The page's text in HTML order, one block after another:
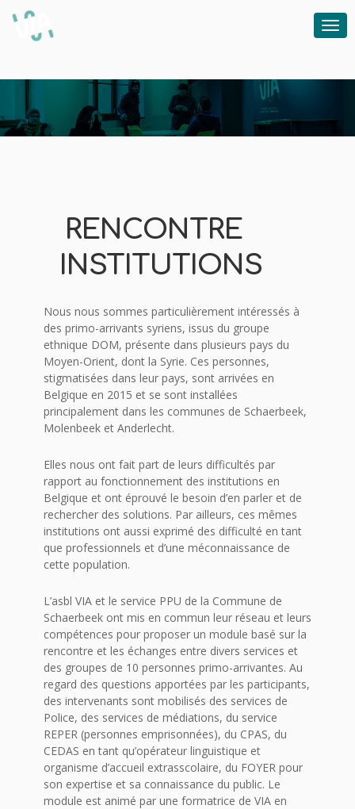
Un accompagnement individuel, des modules de citoyenneté et des cours de français
RENCONTRE
INSTITUTIONS
Nous nous sommes particulièrement intéressés à
des primo-arrivants syriens, issus du groupe
ethnique DOM, présente dans plusieurs pays du
Moyen-Orient, dont la Syrie. Ces personnes,
stigmatisées dans leur pays, sont arrivées en
Belgique en 2015 et se sont installées
principalement dans les communes de Schaerbeek,
Molenbeek et Anderlecht.
Elles nous ont fait part de leurs difficultés par
rapport au fonctionnement des institutions en
Belgique et ont éprouvé le besoin d’en parler et de
rechercher des solutions. Par ailleurs, ces mêmes
institutions ont aussi exprimé des difficulté en tant
que professionnels et d’une méconnaissance de
cette population.
L’asbl VIA et le service PPU de la Commune de
Schaerbeek ont mis en commun leur réseau et leurs
compétences pour proposer un module basé sur la
rencontre et les échanges entre divers services et
des groupes de 10 personnes primo-arrivantes. Au
regard des questions apportées par les participants,
des intervenants sont mobilisés des services de
Police, des services de médiations, du service
REPER (personnes emprisonnées), du CPAS, du
CEDAS en tant qu’opérateur linguistique et
organisme d’accueil extrasscolaire, du FOYER pour
son expertise et sa connaissance du public. Le
module est animé par une formatrice de VIA en